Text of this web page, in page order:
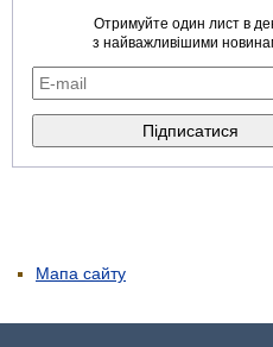
Отримуйте один лист в
з найважливішими
Мапа сайту